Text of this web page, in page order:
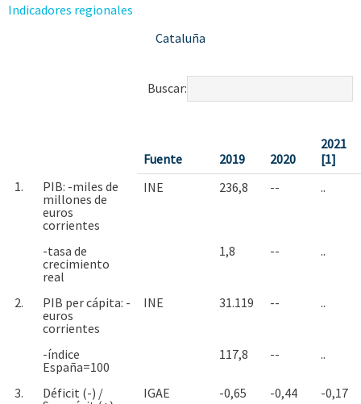
Indicadores regionales
Cataluña
Buscar:
Fuente 2019 2020
2021
[1]
1.
PIB: -miles de
millones de
euros
corrientes
INE 236,8 -- ..
-tasa de
crecimiento
real
1,8 -- ..
2.
PIB per cápita: -
euros
corrientes
INE 31.119 -- ..
-índice
España=100
117,8 -- ..
3.
Déficit (-) /
IGAE -0,65 -0,44 -0,17